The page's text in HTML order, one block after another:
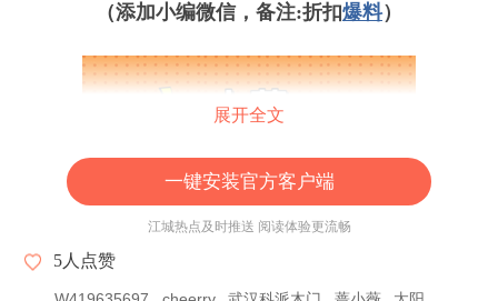
（添加小编微信，备注:折扣爆料）
展开全文
一键安装官方客户端
江城热点及时推送 阅读体验更流畅
5人点赞